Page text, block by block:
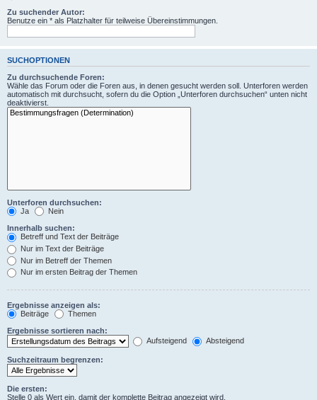
Zu suchender Autor:
Benutze ein * als Platzhalter für teilweise Übereinstimmungen.
SUCHOPTIONEN
Zu durchsuchende Foren:
Wähle das Forum oder die Foren aus, in denen gesucht werden soll. Unterforen werden
automatisch mit durchsucht, sofern du die Option „Unterforen durchsuchen“ unten nicht
deaktivierst.
Unterforen durchsuchen:
Ja
Nein
Innerhalb suchen:
Betreff und Text der Beiträge
Nur im Text der Beiträge
Nur im Betreff der Themen
Nur im ersten Beitrag der Themen
Ergebnisse anzeigen als:
Beiträge
Themen
Ergebnisse sortieren nach:
Aufsteigend
Absteigend
Suchzeitraum begrenzen:
Die ersten:
Stelle 0 als Wert ein, damit der komplette Beitrag angezeigt wird.